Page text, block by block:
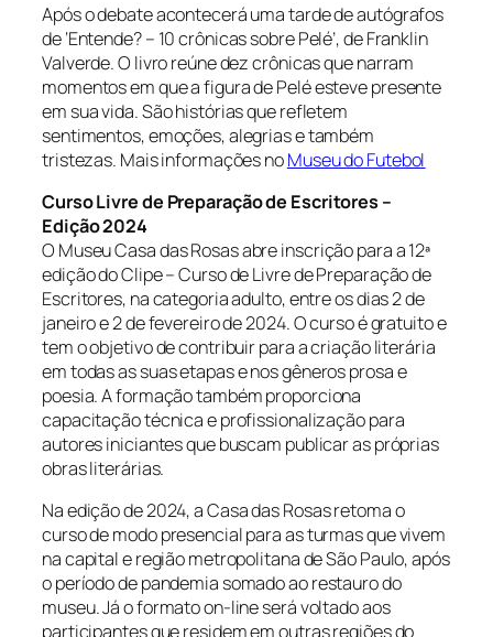
Após o debate acontecerá uma tarde de autógrafos
de ‘Entende? – 10 crônicas sobre Pelé’, de Franklin
Valverde. O livro reúne dez crônicas que narram
momentos em que a figura de Pelé esteve presente
em sua vida. São histórias que refletem
sentimentos, emoções, alegrias e também
tristezas. Mais informações noMuseu do Futebol
Curso Livre de Preparação de Escritores –
Edição 2024
O Museu Casa das Rosas abre inscrição para a 12ª
edição do Clipe – Curso de Livre de Preparação de
Escritores, na categoria adulto, entre os dias 2 de
janeiro e 2 de fevereiro de 2024. O curso é gratuito e
tem o objetivo de contribuir para a criação literária
em todas as suas etapas e nos gêneros prosa e
poesia. A formação também proporciona
capacitação técnica e profissionalização para
autores iniciantes que buscam publicar as próprias
obras literárias.
Na edição de 2024, a Casa das Rosas retoma o
curso de modo presencial para as turmas que vivem
na capital e região metropolitana de São Paulo, após
o período de pandemia somado ao restauro do
museu. Já o formato on-line será voltado aos
participantes que residem em outras regiões do